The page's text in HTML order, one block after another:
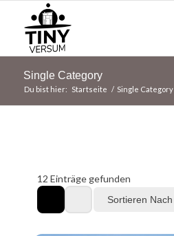
Single Category
Du bist hier: Startseite / Single Category
12 Einträge gefunden
Sortieren Nach